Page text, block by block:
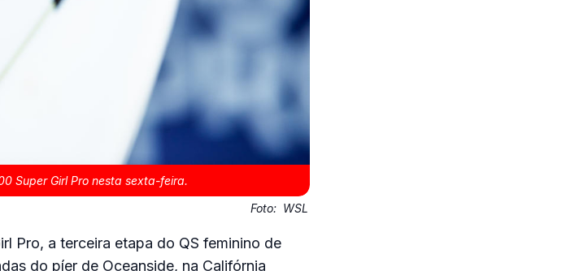
Super Girl Pro nesta sexta-feira.
Foto: WSL
Pro, a terceira etapa do QS feminino de
do píer de Oceanside, na Califórnia